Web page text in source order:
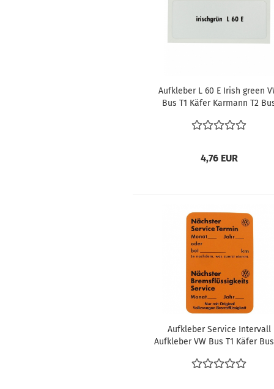
Aufkleber L 60 E Irish green
Bus T1 Käfer Karmann T2
4,76 EUR
Aufkleber Service Intervall
Aufkleber VW Bus T1 Käfer Bus
Service Termin